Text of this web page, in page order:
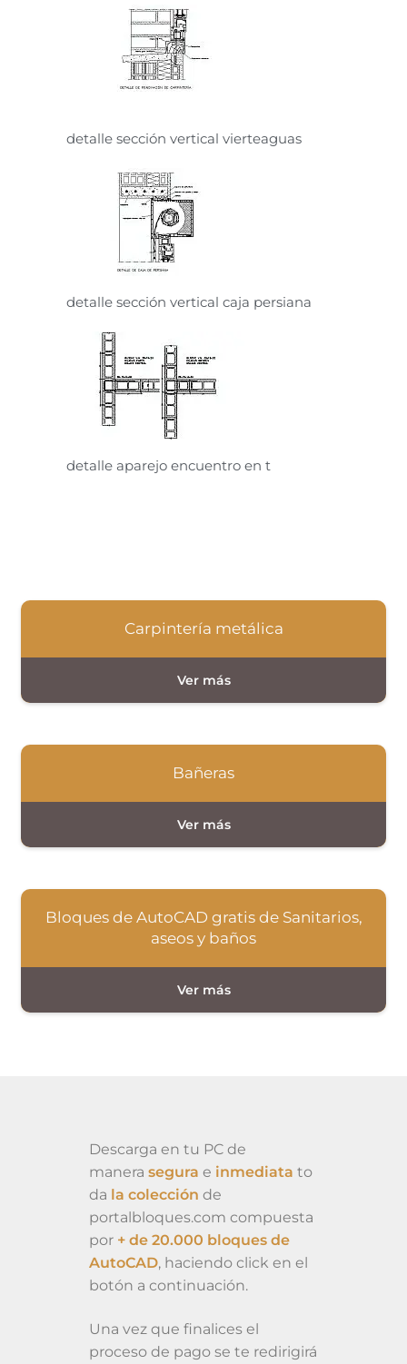
detalle sección vertical vierteaguas
detalle sección vertical caja persiana
detalle aparejo encuentro en t
Carpintería metálica
Bañeras
Bloques de AutoCAD gratis de Sanitarios,
aseos y baños
Descarga en tu PC de
manera segura e inmediata to
da la colección de
portalbloques.com compuesta
por + de 20.000 bloques de
AutoCAD, haciendo click en el
botón a continuación.
Una vez que finalices el
proceso de pago se te redirigirá